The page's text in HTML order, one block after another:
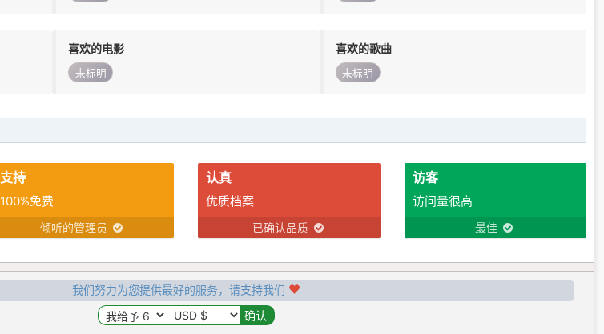
喜欢的电影
未标明
喜欢的歌曲
未标明
支持
100%免费
倾听的管理员
认真
优质档案
已确认品质
访客
访问量很高
最佳
我们努力为您提供最好的服务，请支持我们